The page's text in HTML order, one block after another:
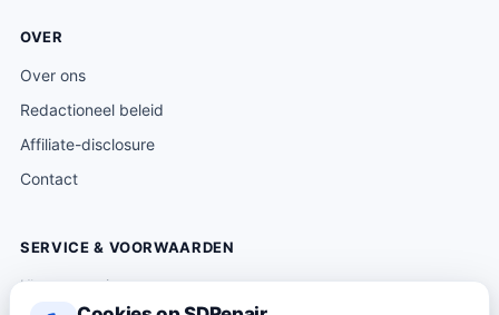
OVER
Over ons
Redactioneel beleid
Affiliate-disclosure
Contact
SERVICE & VOORWAARDEN
Klantenservice